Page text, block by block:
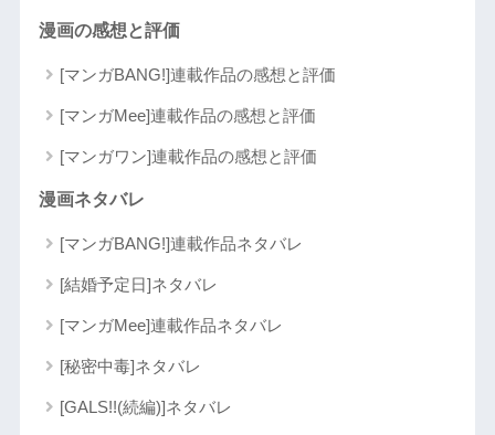
漫画の感想と評価
[マンガBANG!]連載作品の感想と評価
[マンガMee]連載作品の感想と評価
[マンガワン]連載作品の感想と評価
漫画ネタバレ
[マンガBANG!]連載作品ネタバレ
[結婚予定日]ネタバレ
[マンガMee]連載作品ネタバレ
[秘密中毒]ネタバレ
[GALS!!(続編)]ネタバレ